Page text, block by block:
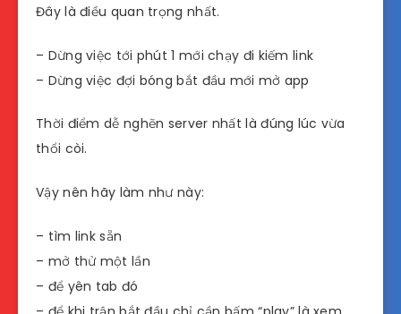
Đây là điều quan trọng nhất.
– Dừng việc tới phút 1 mới chạy đi kiếm link
– Dừng việc đợi bóng bắt đầu mới mở app
Thời điểm dễ nghẽn server nhất là đúng lúc vừa
thổi còi.
Vậy nên hãy làm như này:
– tìm link sẵn
– mở thử một lần
– để yên tab đó